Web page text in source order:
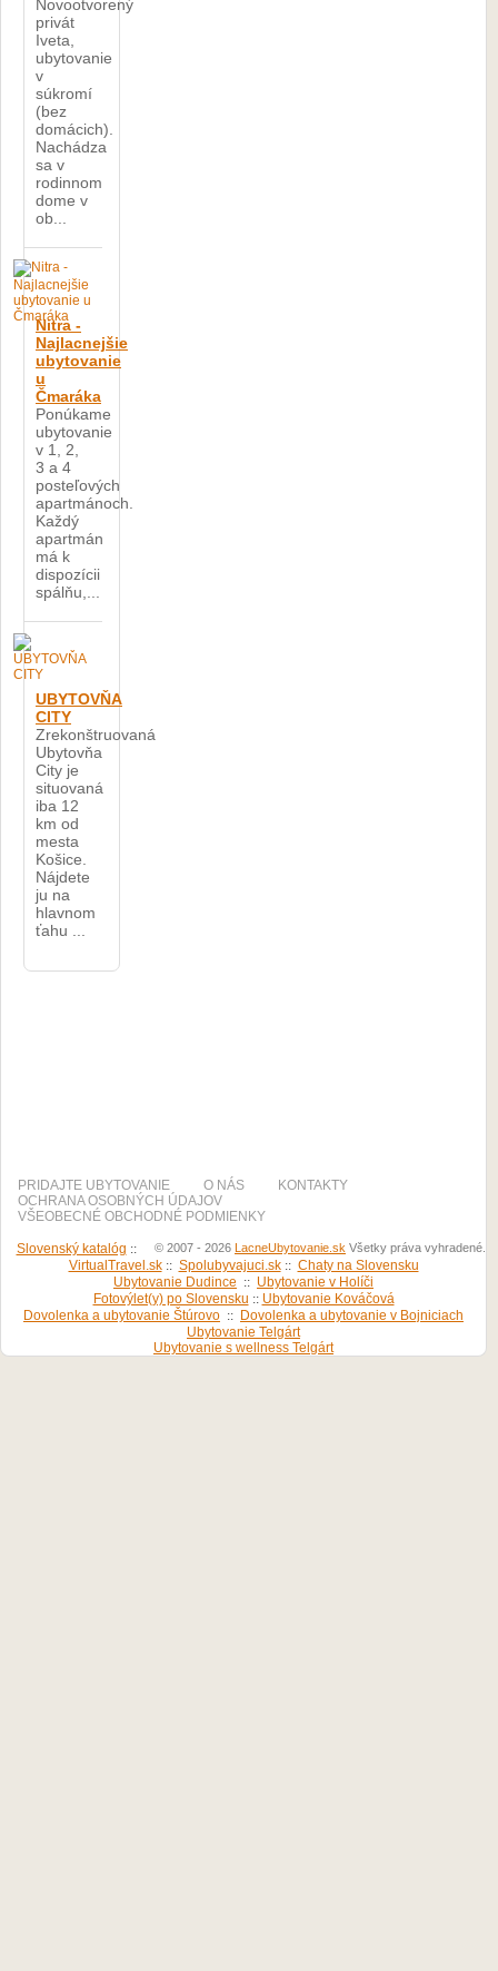
Novootvorený
privát
Iveta,
ubytovanie
v
súkromí
(bez
domácich).
Nachádza
sa v
rodinnom
dome v
ob...
Nitra -
Najlacnejšie
ubytovanie
u
Čmaráka
Ponúkame
ubytovanie
v 1, 2,
3 a 4
posteľových
apartmánoch.
Každý
apartmán
má k
dispozícii
spálňu,...
UBYTOVŇA
CITY
Zrekonštruovaná
Ubytovňa
City je
situovaná
iba 12
km od
mesta
Košice.
Nájdete
ju na
hlavnom
ťahu ...
PRIDAJTE UBYTOVANIE O NÁS
KONTAKTY
OCHRANA OSOBNÝCH ÚDAJOV
VŠEOBECNÉ OBCHODNÉ PODMIENKY
© 2007 - 2026 LacneUbytovanie.sk Všetky práva vyhradené.
Slovenský katalóg ::
VirtualTravel.sk:: Spolubyvajuci.sk:: Chaty na Slovensku
Ubytovanie Dudince :: Ubytovanie v Holíči
Fotovýlet(y) po Slovensku :: Ubytovanie Kováčová
Dovolenka a ubytovanie Štúrovo :: Dovolenka a ubytovanie v Bojniciach
Ubytovanie Telgárt
Ubytovanie s wellness Telgárt